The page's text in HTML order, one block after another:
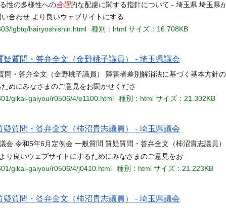
性の多様性への合理的な配慮に関する指針について - 埼玉県 埼玉県
合わせ より良いウェブサイトにする
lgbtq/hairyoshishin.html
種別：html サイズ：16.708KB
質問・答弁全文（金野桃子議員） - 埼玉県議会
問・答弁全文（金野桃子議員） 障害者差別解消法に基づく基本方針
めにみなさまのご意見をお聞かせくださ
gikai-gaiyou/r0506/4/e1100.html
種別：html サイズ：21.302KB
質問・答弁全文（柿沼貴志議員） - 埼玉県議会
会 令和5年6月定例会 一般質問 質疑質問・答弁全文（柿沼貴志議員）
り良いウェブサイトにするためにみなさまのご意見をお
gikai-gaiyou/r0506/4/j0410.html
種別：html サイズ：21.223KB
質問・答弁全文（柿沼貴志議員） - 埼玉県議会